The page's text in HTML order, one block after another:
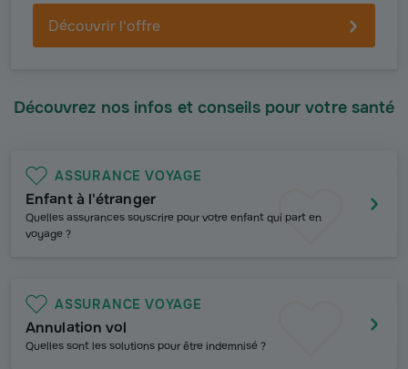
Découvrir l'offre
Découvrez nos infos et conseils pour votre santé
ASSURANCE VOYAGE
Enfant à l'étranger
Quelles assurances souscrire pour votre enfant qui part en
voyage ?
ASSURANCE VOYAGE
Annulation vol
Quelles sont les solutions pour être indemnisé ?